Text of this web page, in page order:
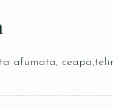
afumata,